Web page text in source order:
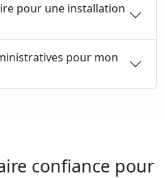
pour une installation
pour mon
confiance pour